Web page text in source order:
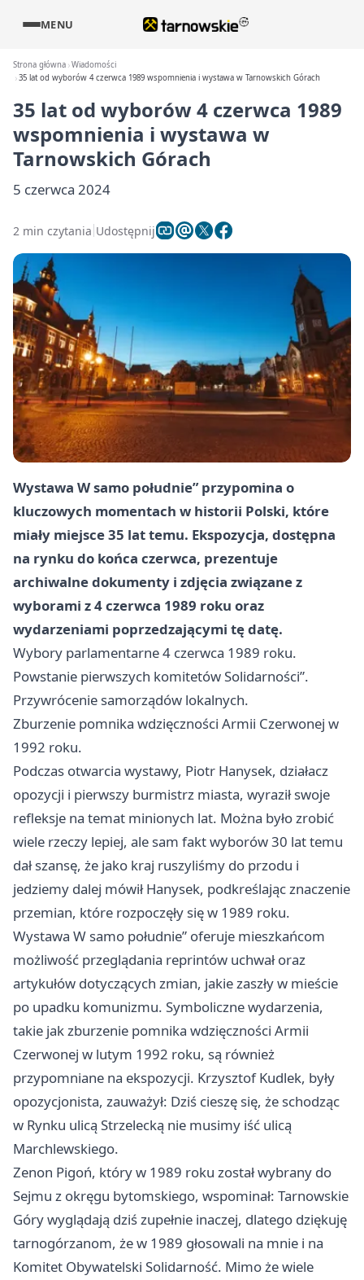
MENU
Strona główna Wiadomości
35 lat od wyborów 4 czerwca 1989 wspomnienia i wystawa w Tarnowskich Górach
35 lat od wyborów 4 czerwca 1989
wspomnienia i wystawa w
Tarnowskich Górach
5 czerwca 2024
2 min czytania Udostępnij
Wystawa W samo południe” przypomina o
kluczowych momentach w historii Polski, które
miały miejsce 35 lat temu. Ekspozycja, dostępna
na rynku do końca czerwca, prezentuje
archiwalne dokumenty i zdjęcia związane z
wyborami z 4 czerwca 1989 roku oraz
wydarzeniami poprzedzającymi tę datę.
Wybory parlamentarne 4 czerwca 1989 roku.
Powstanie pierwszych komitetów Solidarności”.
Przywrócenie samorządów lokalnych.
Zburzenie pomnika wdzięczności Armii Czerwonej w
1992 roku.
Podczas otwarcia wystawy, Piotr Hanysek, działacz
opozycji i pierwszy burmistrz miasta, wyraził swoje
refleksje na temat minionych lat. Można było zrobić
wiele rzeczy lepiej, ale sam fakt wyborów 30 lat temu
dał szansę, że jako kraj ruszyliśmy do przodu i
jedziemy dalej mówił Hanysek, podkreślając znaczenie
przemian, które rozpoczęły się w 1989 roku.
Wystawa W samo południe” oferuje mieszkańcom
możliwość przeglądania reprintów uchwał oraz
artykułów dotyczących zmian, jakie zaszły w mieście
po upadku komunizmu. Symboliczne wydarzenia,
takie jak zburzenie pomnika wdzięczności Armii
Czerwonej w lutym 1992 roku, są również
przypomniane na ekspozycji. Krzysztof Kudlek, były
opozycjonista, zauważył: Dziś cieszę się, że schodząc
w Rynku ulicą Strzelecką nie musimy iść ulicą
Marchlewskiego.
Zenon Pigoń, który w 1989 roku został wybrany do
Sejmu z okręgu bytomskiego, wspominał: Tarnowskie
Góry wyglądają dziś zupełnie inaczej, dlatego dziękuję
tarnogórzanom, że w 1989 głosowali na mnie i na
Komitet Obywatelski Solidarność. Mimo że wiele